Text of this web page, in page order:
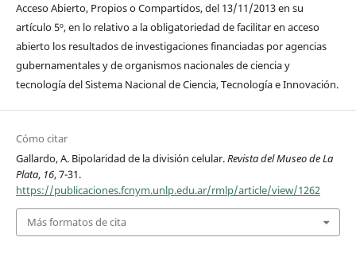
Acceso Abierto, Propios o Compartidos, del 13/11/2013 en su
artículo 5º, en lo relativo a la obligatoriedad de facilitar en acceso
abierto los resultados de investigaciones financiadas por agencias
gubernamentales y de organismos nacionales de ciencia y
tecnología del Sistema Nacional de Ciencia, Tecnología e Innovación.
Cómo citar
Gallardo, A. Bipolaridad de la división celular.Revista del Museo de La
Plata, 16, 7-31.
https://publicaciones.fcnym.unlp.edu.ar/rmlp/article/view/1262
Más formatos de cita